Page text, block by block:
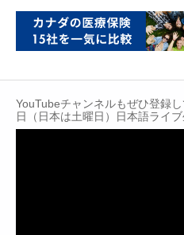
イベントカレンダー
About Us
YouTubeチャンネルもぜひ登録
日（日本は土曜日）日本語ライ